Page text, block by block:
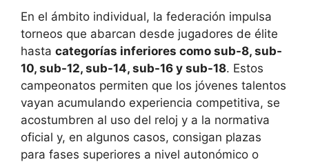
En el ámbito individual, la federación impulsa
torneos que abarcan desde jugadores de élite
hasta categorías inferiores como sub-8, sub-
10, sub-12, sub-14, sub-16 y sub-18. Estos
campeonatos permiten que los jóvenes talentos
vayan acumulando experiencia competitiva, se
acostumbren al uso del reloj y a la normativa
oficial y, en algunos casos, consigan plazas
para fases superiores a nivel autonómico o